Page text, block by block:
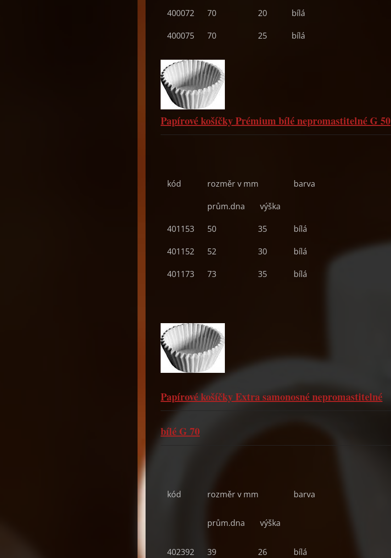
400072 70 20 bílá
400075 70 25 bílá
Papírové košíčky Prémium bílé nepromastitelné G 50
kód rozměr v mm barva
prům.dna výška
401153 50 35 bílá
401152 52 30 bílá
401173 73 35 bílá
Papírové košíčky Extra samonosné nepromastitelné
bílé G 70
kód rozměr v mm barva
prům.dna výška
402392 39 26 bílá